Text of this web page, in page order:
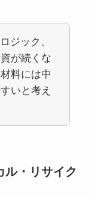
ジック、
が続くな
料には中
いと考え
ル・リサイク